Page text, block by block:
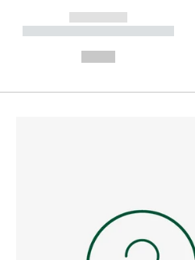
------------
----------- ----------- --------